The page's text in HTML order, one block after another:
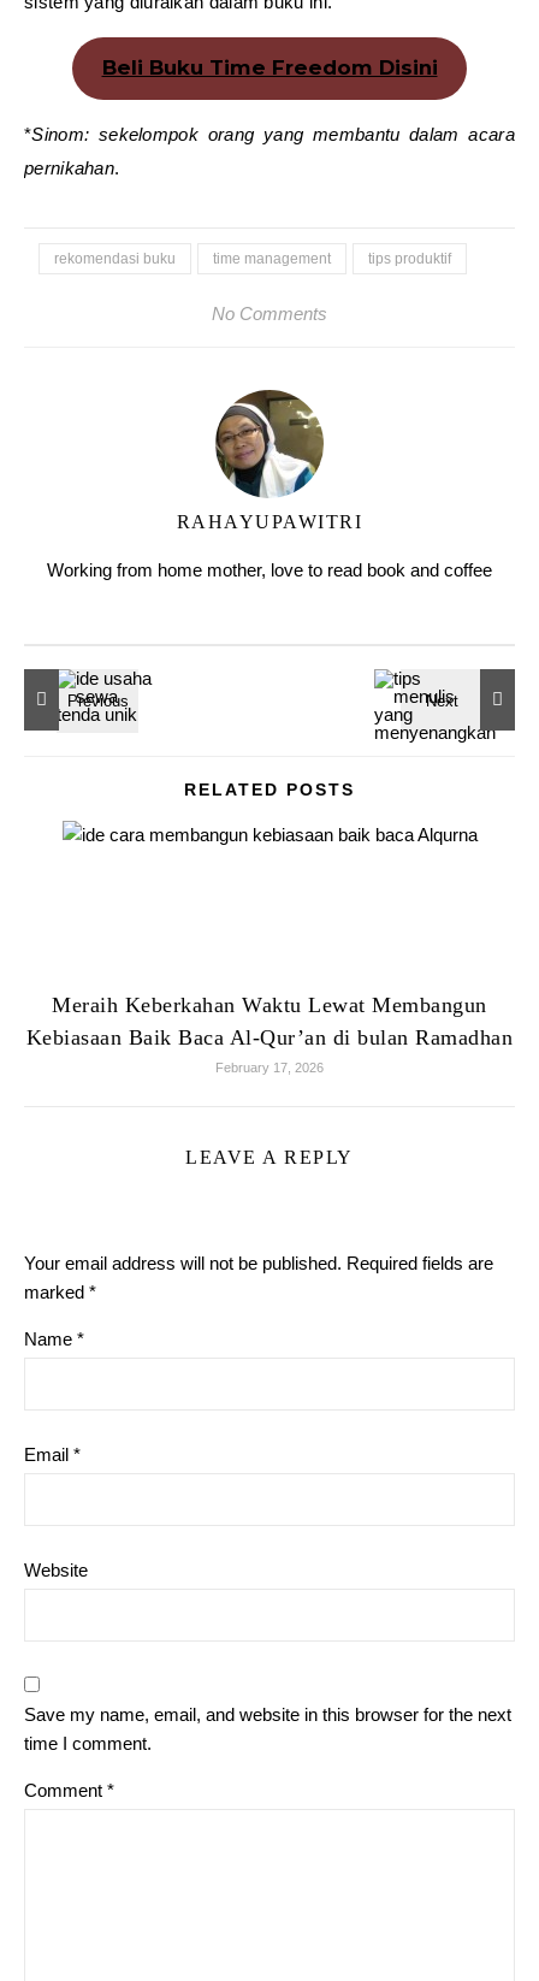
Beli Buku Time Freedom Disini
*Sinom: sekelompok orang yang membantu dalam acara
pernikahan.
rekomendasi buku time management tips produktif
No Comments
RAHAYUPAWITRI
Working from home mother, love to read book and coffee
RELATED POSTS
Meraih Keberkahan Waktu Lewat Membangun
Kebiasaan Baik Baca Al-Qur’an di bulan Ramadhan
February 17, 2026
LEAVE A REPLY
Your email address will not be published. Required fields are
marked *
Name *
Email *
Website
Save my name, email, and website in this browser for the next
time I comment.
Comment *